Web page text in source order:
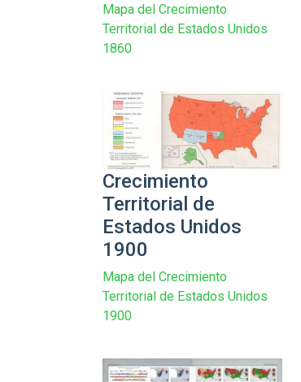
Mapa del Crecimiento
Territorial de Estados Unidos
1860
Crecimiento
Territorial de
Estados Unidos
1900
Mapa del Crecimiento
Territorial de Estados Unidos
1900